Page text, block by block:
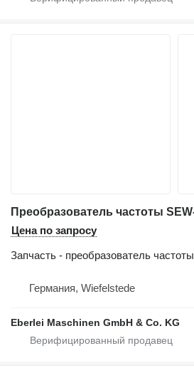
Цена по запросу
Запчасть - преобразователь частоты
Германия, Wiefelstede
Eberlei Maschinen GmbH & Co. KG